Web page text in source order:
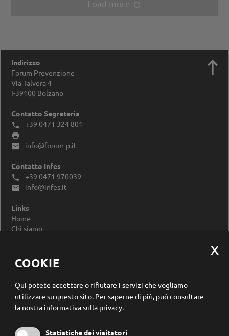
Load more refresh
Indirizzo
Forum Prevenzione
Via Talvera 4
I-39100 Bolzano
Contatto Segreteria
 +39 0471 324 801


info@forum-p.it
Contatto Infes
 +39 0471 970039
 info@infes.it
Links
Home
Chi siamo
Modificare le impostazioni dei cookie

Registrazione newsletter
COOKIE
Qui potete accettare o rifiutare i servizi che vogliamo
utilizzare su questo sito. Per saperne di più, può consultare
la nostra informativa sulla privacy.
Statistiche dei visitatori